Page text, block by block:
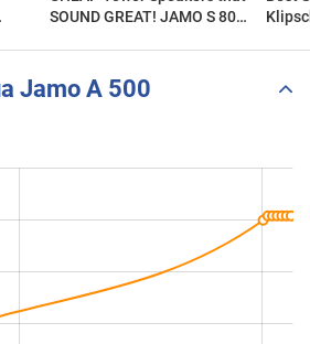
SOUND GREAT! JAMO S 809
Jamo A 500